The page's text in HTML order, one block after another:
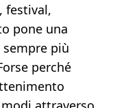
festival,
pone una
più
perché